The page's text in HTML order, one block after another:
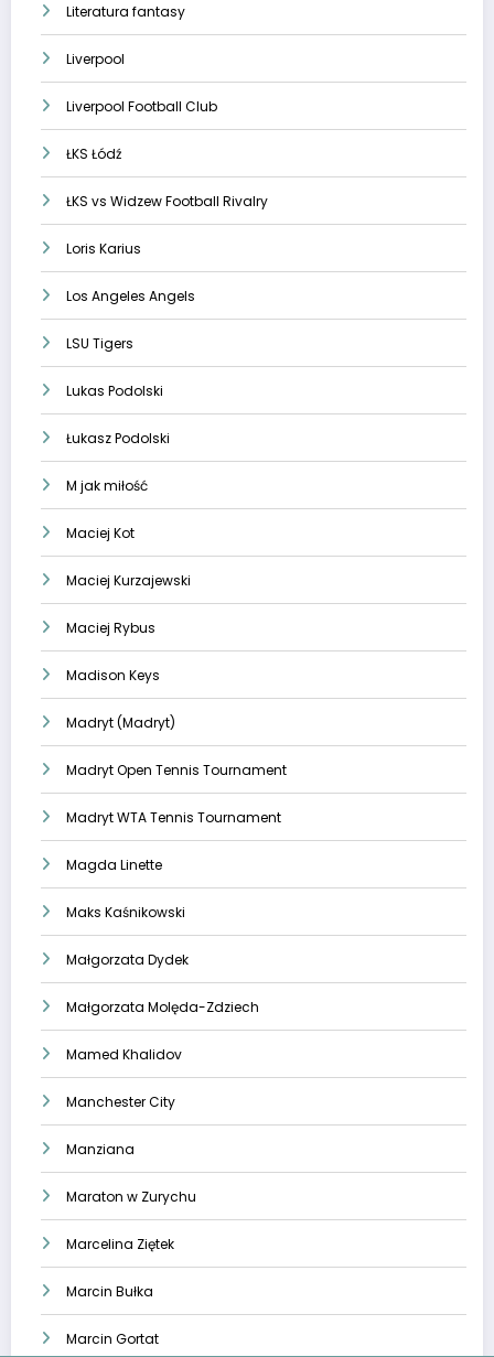
Literatura fantasy
Liverpool
Liverpool Football Club
ŁKS Łódź
ŁKS vs Widzew Football Rivalry
Loris Karius
Los Angeles Angels
LSU Tigers
Lukas Podolski
Łukasz Podolski
M jak miłość
Maciej Kot
Maciej Kurzajewski
Maciej Rybus
Madison Keys
Madryt (Madryt)
Madryt Open Tennis Tournament
Madryt WTA Tennis Tournament
Magda Linette
Maks Kaśnikowski
Małgorzata Dydek
Małgorzata Molęda-Zdziech
Mamed Khalidov
Manchester City
Manziana
Maraton w Zurychu
Marcelina Ziętek
Marcin Bułka
Marcin Gortat